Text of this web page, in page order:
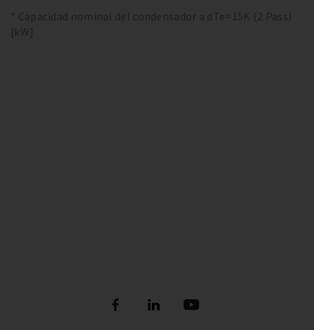
* Capacidad nominal del condensador a dTe=15K (2 Pass)
[kW]